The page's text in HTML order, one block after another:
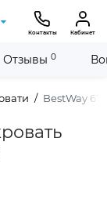
Контакты Кабинет
BestWay
Отзывы 0